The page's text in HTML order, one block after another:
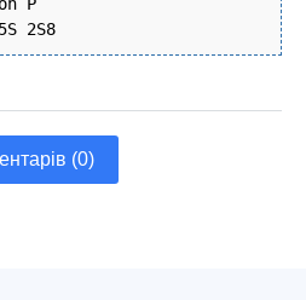
P
2S8
(0)